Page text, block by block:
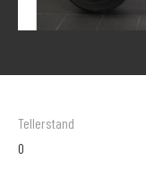
Tellerstand
0